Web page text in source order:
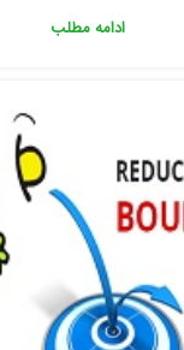
ادامه مطلب